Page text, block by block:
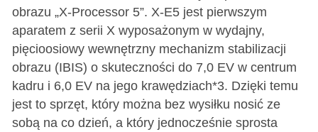
obrazu „X-Processor 5”. X-E5 jest pierwszym
aparatem z serii X wyposażonym w wydajny,
pięcioosiowy wewnętrzny mechanizm stabilizacji
obrazu (IBIS) o skuteczności do 7,0 EV w centrum
kadru i 6,0 EV na jego krawędziach*3. Dzięki temu
jest to sprzęt, który można bez wysiłku nosić ze
sobą na co dzień, a który jednocześnie sprosta